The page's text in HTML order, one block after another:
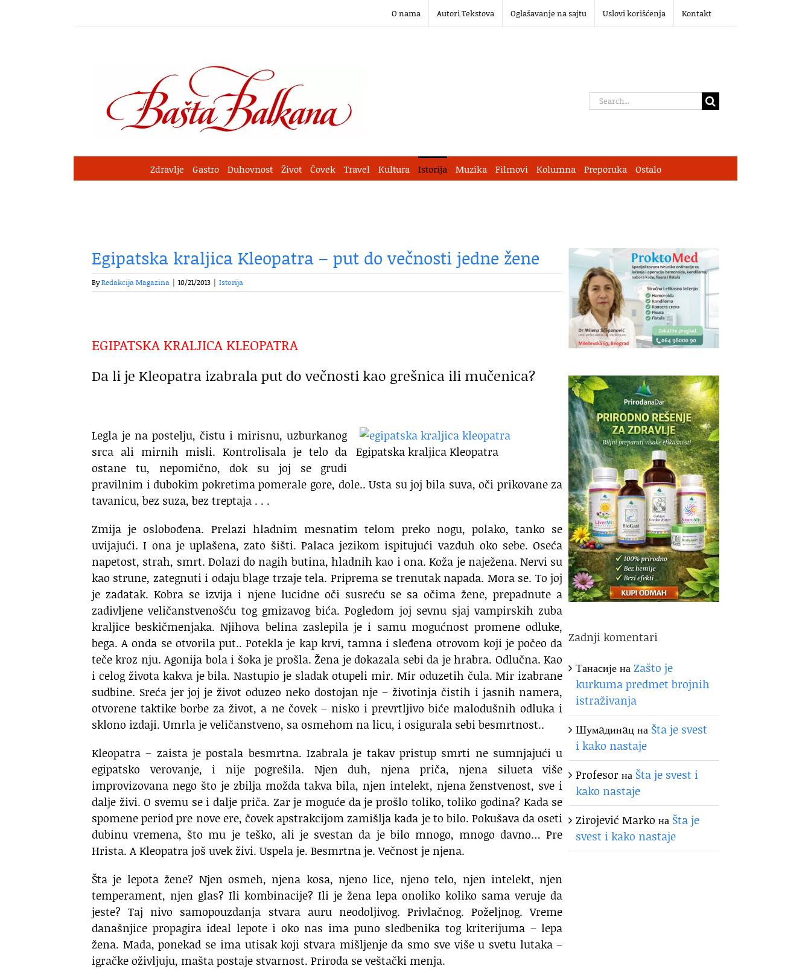
O nama Autori Tekstova Oglašavanje na sajtu Uslovi korišćenja Kontakt
Search
Zdravlje Gastro Duhovnost Život Čovek Travel Kultura Istorija Muzika Filmovi Kolumna Preporuka Ostalo
Egipatska kraljica Kleopatra – put do večnosti jedne žene
ByRedakcija Magazina | 10/21/2013 | Istorija
EGIPATSKA KRALJICA KLEOPATRA
Da li je Kleopatra izabrala put do večnosti kao grešnica ili mučenica?
Egipatska kraljica Kleopatra
Legla je na postelju, čistu i mirisnu, uzburkanog
srca ali mirnih misli. Kontrolisala je telo da
ostane tu, nepomično, dok su joj se grudi
pravilnim i dubokim pokretima pomerale gore, dole.. Usta su joj bila suva, oči prikovane za
tavanicu, bez suza, bez treptaja . . .
Zmija je oslobođena. Prelazi hladnim mesnatim telom preko nogu, polako, tanko se
uvijajući. I ona je uplašena, zato šišti. Palaca jezikom ispitujući vazduh oko sebe. Oseća
napetost, strah, smrt. Dolazi do nagih butina, hladnih kao i ona. Koža je naježena. Nervi su
kao strune, zategnuti i odaju blage trzaje tela. Priprema se trenutak napada. Mora se. To joj
je zadatak. Kobra se izvija i njene lucidne oči susreću se sa očima žene, prepadnute a
zadivljene veličanstvenošću tog gmizavog bića. Pogledom joj sevnu sjaj vampirskih zuba
kraljice beskičmenjaka. Njihova belina zaslepila je i samu mogućnost promene odluke,
bega. A onda se otvorila put.. Potekla je kap krvi, tamna i sleđena otrovom koji je počeo da
teče kroz nju. Agonija bola i šoka je prošla. Žena je dokazala sebi da je hrabra. Odlučna. Kao
i celog života kakva je bila. Nastupio je sladak otupeli mir. Mir oduzetih čula. Mir izabrane
sudbine. Sreća jer joj je život oduzeo neko dostojan nje – životinja čistih i jasnih namera,
otvorene taktike borbe za život, a ne čovek – nisko i prevrtljivo biće malodušnih odluka i
sklono izdaji. Umrla je veličanstveno, sa osmehom na licu, i osigurala sebi besmrtnost..
Kleopatra – zaista je postala besmrtna. Izabrala je takav pristup smrti ne sumnjajući u
egipatsko verovanje, i nije pogrešila. Njen duh, njena priča, njena silueta više
improvizovana nego što je zbilja možda takva bila, njen intelekt, njena ženstvenost, sve i
dalje živi. O svemu se i dalje priča. Zar je moguće da je prošlo toliko, toliko godina? Kada se
spomene period pre nove ere, čovek apstrakcijom zamišlja kada je to bilo. Pokušava da oseti
dubinu vremena, što mu je teško, ali je svestan da je bilo mnogo, mnogo davno… Pre
Hrista. A Kleopatra još uvek živi. Uspela je. Besmrtna je. Večnost je njena.
Šta je lepota žene? Njen osmeh, njena kosa, njeno lice, njeno telo, njen intelekt, njen
temperament, njen glas? Ili kombinacije? Ili je žena lepa onoliko koliko sama veruje da
jeste? Taj nivo samopouzdanja stvara auru neodoljivog. Privlačnog. Poželjnog. Vreme
današnjice propagira ideal lepote i oko nas ima puno sledbenika tog kriterijuma – lepa
žena. Mada, ponekad se ima utisak koji stvara mišljenje da smo sve više u svetu lutaka –
igračke oživljuju, mašta postaje stvarnost. Priroda se veštački menja.
Zadnji komentari
ТанасијенаZašto je
kurkuma predmet brojnih
istraživanja
Шумaдинaцна Šta je svest
i kako nastaje
Profesorна Šta je svest i
kako nastaje
Zirojević Marko на Šta je
svest i kako nastaje